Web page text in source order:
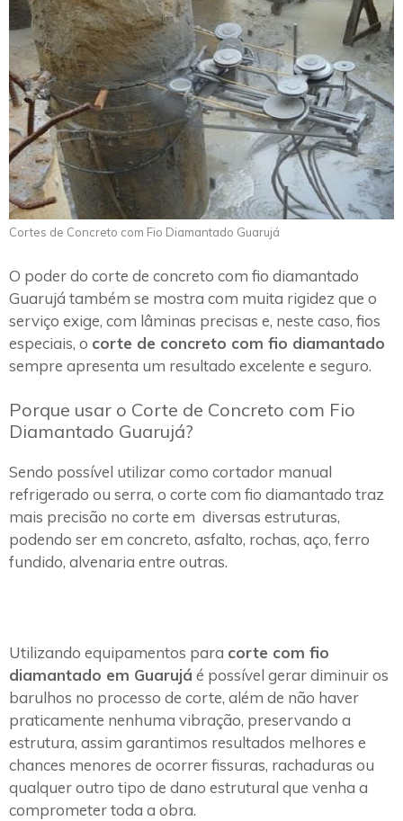
Cortes de Concreto com Fio Diamantado Guarujá
O poder do corte de concreto com fio diamantado
Guarujá também se mostra com muita rigidez que o
serviço exige, com lâminas precisas e, neste caso, fios
especiais, o corte de concreto com fio diamantado
sempre apresenta um resultado excelente e seguro.
Porque usar o Corte de Concreto com Fio
Diamantado Guarujá?
Sendo possível utilizar como cortador manual
refrigerado ou serra, o corte com fio diamantado traz
mais precisão no corte em diversas estruturas,
podendo ser em concreto, asfalto, rochas, aço, ferro
fundido, alvenaria entre outras.
Utilizando equipamentos para corte com fio
diamantado em Guarujá é possível gerar diminuir os
barulhos no processo de corte, além de não haver
praticamente nenhuma vibração, preservando a
estrutura, assim garantimos resultados melhores e
chances menores de ocorrer fissuras, rachaduras ou
qualquer outro tipo de dano estrutural que venha a
comprometer toda a obra.